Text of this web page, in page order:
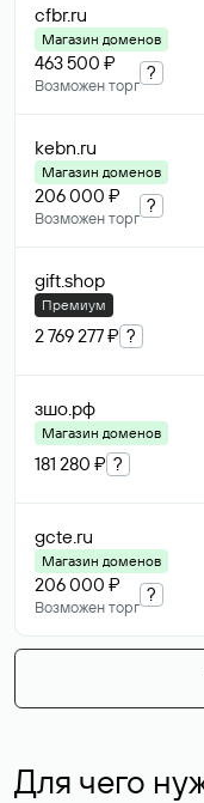
cfbr.ru
Магазин доменов
463 500 ₽
Возможен торг
?
kebn.ru
Магазин доменов
206 000 ₽
Возможен торг
?
gift.shop
Премиум
2 769 277 ₽ ?
зшо.рф
Магазин доменов
181 280 ₽ ?
gcte.ru
Магазин доменов
206 000 ₽
Возможен торг
?
Для чего